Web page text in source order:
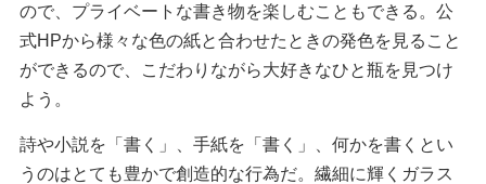
ので、プライベートな書き物を楽しむこともできる。公
式HPから様々な色の紙と合わせたときの発色を見ること
ができるので、こだわりながら大好きなひと瓶を見つけ
よう。
詩や小説を「書く」、手紙を「書く」、何かを書くとい
うのはとても豊かで創造的な行為だ。繊細に輝くガラス